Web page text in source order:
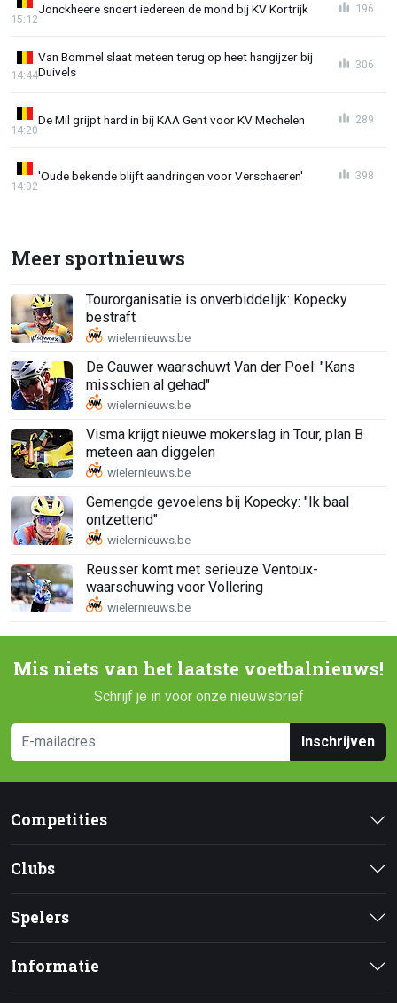
Jonckheere snoert iedereen de mond bij KV Kortrijk
15:12
196
Van Bommel slaat meteen terug op heet hangijzer bij
Duivels
14:44
306
De Mil grijpt hard in bij KAA Gent voor KV Mechelen
14:20
289
'Oude bekende blijft aandringen voor Verschaeren'
14:02
398
Meer sportnieuws
Tourorganisatie is onverbiddelijk: Kopecky
bestraft
De Cauwer waarschuwt Van der Poel: "Kans
misschien al gehad"
Visma krijgt nieuwe mokerslag in Tour, plan B
meteen aan diggelen
Gemengde gevoelens bij Kopecky: "Ik baal
ontzettend"
Reusser komt met serieuze Ventoux-
waarschuwing voor Vollering
Mis niets van het laatste voetbalnieuws!
Schrijf je in voor onze nieuwsbrief
Inschrijven
Competities
Clubs
Spelers
Informatie